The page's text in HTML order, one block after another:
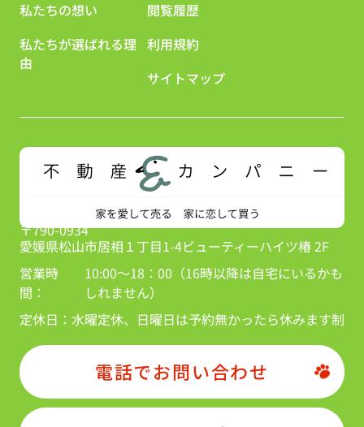
私たちの想い
私たちが選ばれる理
由
閲覧履歴
利用規約
サイトマップ
〒790-0934
愛媛県松山市居相１丁目1-4ビューティーハイツ椿 2F
営業時
間：
10:00～18：00（16時以降は自宅にいるかも
しれません）
定休日： 水曜定休、日曜日は予約無かったら休みます制
電話でお問い合わせ